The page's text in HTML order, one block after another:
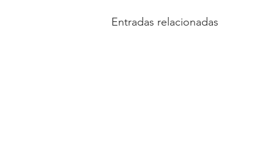
Entradas relacionadas